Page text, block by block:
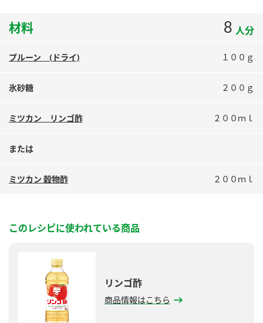
納豆の豆知識
ロングセラー商品 ＋ おすすめレシピ
ミツカン公式通販
材料 8 人分
プルーン (ドライ) １００ｇ
氷砂糖 ２００ｇ
ミツカン リンゴ酢 ２００ｍｌ
または
ミツカン 穀物酢 ２００ｍｌ
このレシピに使われている商品
リンゴ酢
商品情報はこちら